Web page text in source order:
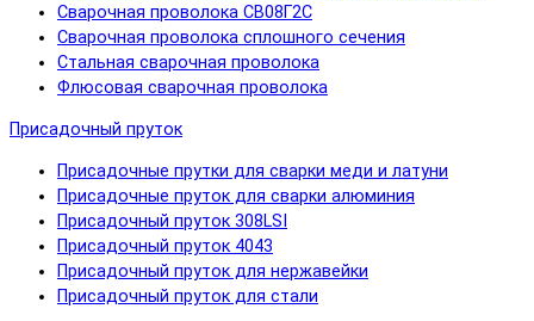
Сварочная проволока СВ08Г2С
Сварочная проволока сплошного сечения
Стальная сварочная проволока
Флюсовая сварочная проволока
Присадочный пруток
Присадочные прутки для сварки меди и латуни
Присадочные пруток для сварки алюминия
Присадочный пруток 308LSI
Присадочный пруток 4043
Присадочный пруток для нержавейки
Присадочный пруток для стали